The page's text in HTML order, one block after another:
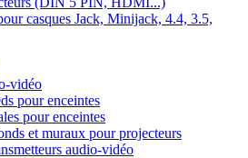
casques Jack, Minijack, 4.4, 3.5,
vidéo
pour enceintes
pour enceintes
et muraux pour projecteurs
audio-vidéo